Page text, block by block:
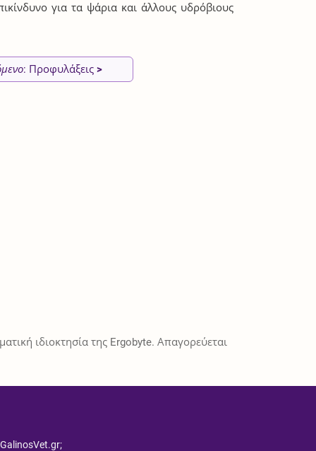
για τα ψάρια και άλλους υδρόβιους
: Προφυλάξεις >
ιδιοκτησία της Ergobyte. Απαγορεύεται
GalinosVet.gr;